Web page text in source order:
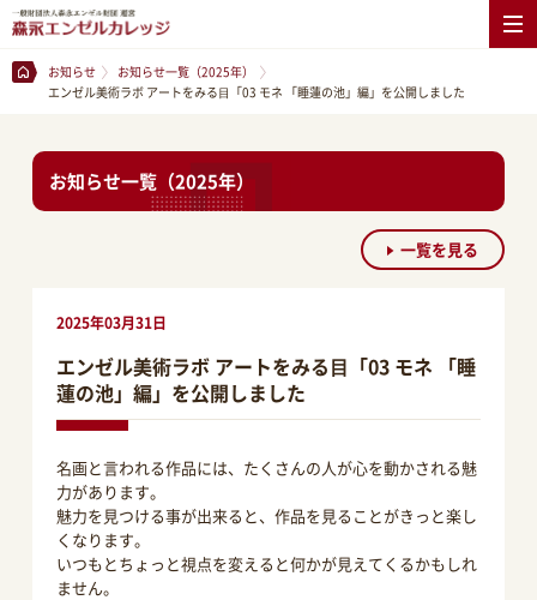
お知らせ
お知らせ一覧（2025年）
エンゼル美術ラボ アートをみる⽬「03 モネ 「睡蓮の池」編」を公開しました
お知らせ一覧（2025年）
一覧を見る
2025年03月31日
エンゼル美術ラボ アートをみる⽬「03 モネ 「睡
蓮の池」編」を公開しました
名画と言われる作品には、たくさんの人が心を動かされる魅
力があります。
魅力を見つける事が出来ると、作品を見ることがきっと楽し
くなります。
いつもとちょっと視点を変えると何かが見えてくるかもしれ
ません。